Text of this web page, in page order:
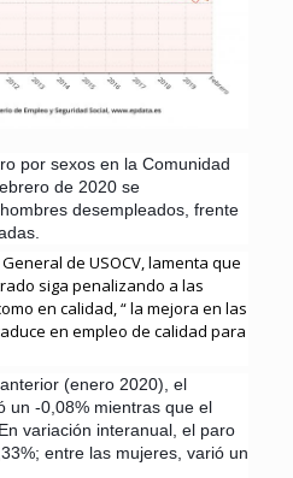
por sexos en la Comunidad
de 2020 se
desempleados, frente
de USOCV, lamenta que
siga penalizando a las
en calidad, “ la mejora en las
en empleo de calidad para
(enero 2020), el
un -0,08% mientras que el
variación interanual, el paro
entre las mujeres, varió un